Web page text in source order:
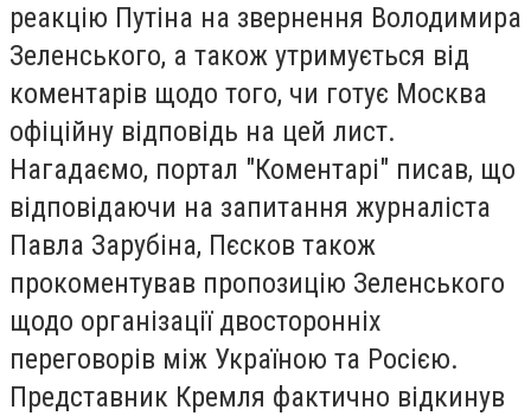
реакцію Путіна на звернення Володимира
Зеленського, а також утримується від
коментарів щодо того, чи готує Москва
офіційну відповідь на цей лист.
Нагадаємо, портал "Коментарі" писав, що
відповідаючи на запитання журналіста
Павла Зарубіна, Пєсков також
прокоментував пропозицію Зеленського
щодо організації двосторонніх
переговорів між Україною та Росією.
Представник Кремля фактично відкинув